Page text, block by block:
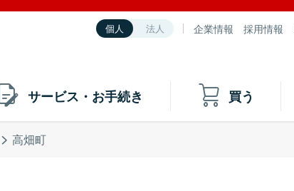
個人 法人 企業情報 採用情報
サービス・お手続き 買う
高畑町